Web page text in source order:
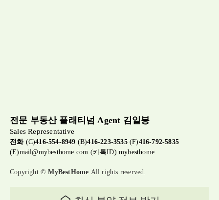
전문 부동산 플래티넘 Agent 김일봉
Sales Representative
전화(C)416-554-8949 (B)416-223-3535(F)416-792-5835
(E)mail@mybesthome.com (카톡ID) mybesthome
Copyright ©MyBestHome All rights reserved.